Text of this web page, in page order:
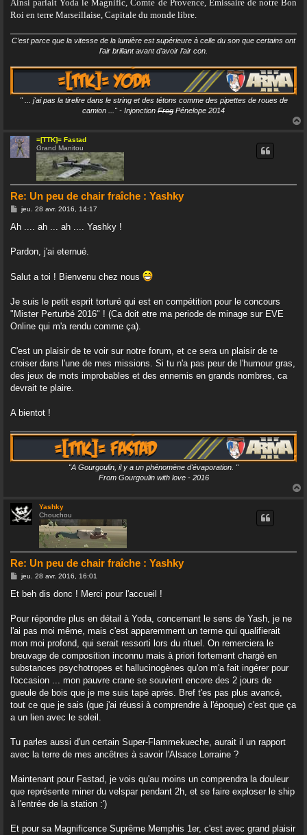
Ainsi parlait Yoda le Magnific, Comte de Provence, Émissaire de notre Bon
Roi en terre Marseillaise, Capitale du monde libre.
C’est parce que la vitesse de la lumière est supérieure à celle du son que certains ont
l’air brillant avant d’avoir l’air con.
" ... j'ai pas la tirelire dans le string et des tétons comme des pipettes de roues de
camion ..." - Injonction Frog Pénelope 2014
=[TTK]= Fastad
Grand Manitou
Re: Un peu de chair fraîche : Yashky
M
s
g
jeu. 28 avr. 2016, 14:17
Ah .... ah ... ah .... Yashky !
Pardon, j'ai eternué.
Salut a toi ! Bienvenu chez nous
Je suis le petit esprit torturé qui est en compétition pour le concours
"Mister Perturbé 2016" ! (Ca doit etre ma periode de minage sur EVE
Online qui m'a rendu comme ça).
C'est un plaisir de te voir sur notre forum, et ce sera un plaisir de te
croiser dans l'une de mes missions. Si tu n'a pas peur de l'humour gras,
des jeux de mots improbables et des ennemis en grands nombres, ca
devrait te plaire.
A bientot !
"A Gourgoulin, il y a un phénomène d'évaporation. "
From Gourgoulin with love - 2016
Yashky
Chouchou
Re: Un peu de chair fraîche : Yashky
M
s
g
jeu. 28 avr. 2016, 16:01
Et beh dis donc ! Merci pour l'accueil !
Pour répondre plus en détail à Yoda, concernant le sens de Yash, je ne
l'ai pas moi même, mais c'est apparemment un terme qui qualifierait
mon moi profond, qui serait ressorti lors du rituel. On remerciera le
breuvage de composition inconnu mais à priori fortement chargé en
substances psychotropes et hallucinogènes qu'on m'a fait ingérer pour
l'occasion ... mon pauvre crane se souvient encore des 2 jours de
gueule de bois que je me suis tapé après. Bref t'es pas plus avancé,
tout ce que je sais (que j'ai réussi à comprendre à l'époque) c'est que ça
a un lien avec le soleil.
Tu parles aussi d'un certain Super-Flammekueche, aurait il un rapport
avec la terre de mes ancêtres à savoir l'Alsace Lorraine ?
Maintenant pour Fastad, je vois qu'au moins un comprendra la douleur
que représente miner du velspar pendant 2h, et se faire exploser le ship
à l'entrée de la station :')
Et pour sa Magnificence Suprême Memphis 1er, c'est avec grand plaisir